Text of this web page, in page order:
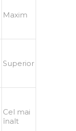
Maxim
Superior
Cel mai
înalt